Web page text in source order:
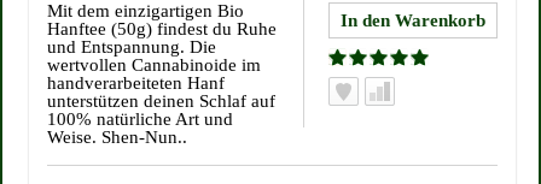
Mit dem einzigartigen Bio
Hanftee (50g) findest du Ruhe
und Entspannung. Die
wertvollen Cannabinoide im
handverarbeiteten Hanf
unterstützen deinen Schlaf auf
100% natürliche Art und
Weise. Shen-Nun..